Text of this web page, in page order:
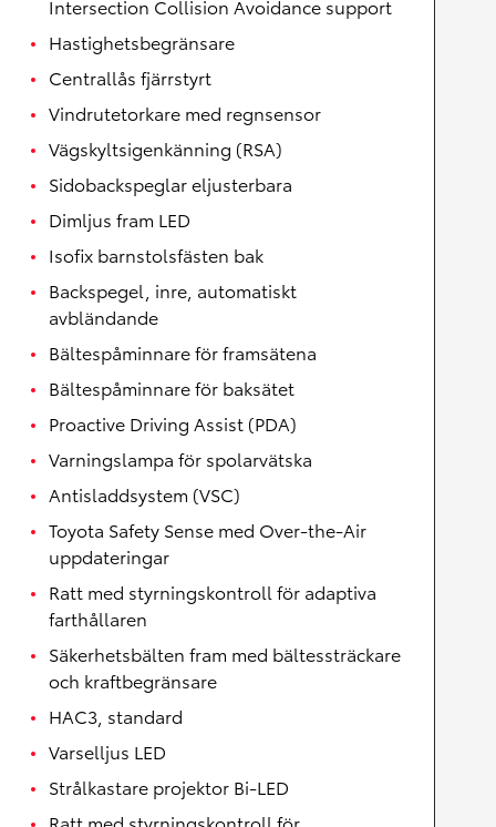
Intersection Collision Avoidance support
Hastighetsbegränsare
Centrallås fjärrstyrt
Vindrutetorkare med regnsensor
Vägskyltsigenkänning (RSA)
Sidobackspeglar eljusterbara
Dimljus fram LED
Isofix barnstolsfästen bak
Backspegel, inre, automatiskt
avbländande
Bältespåminnare för framsätena
Bältespåminnare för baksätet
Proactive Driving Assist (PDA)
Varningslampa för spolarvätska
Antisladdsystem (VSC)
Toyota Safety Sense med Over-the-Air
uppdateringar
Ratt med styrningskontroll för adaptiva
farthållaren
Säkerhetsbälten fram med bältessträckare
och kraftbegränsare
HAC3, standard
Varselljus LED
Strålkastare projektor Bi-LED